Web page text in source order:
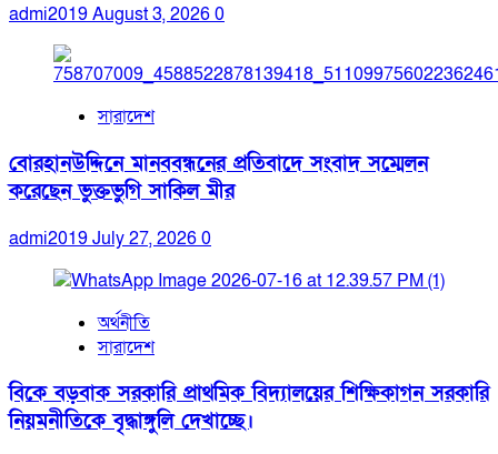
admi2019August 3, 20260
সারাদেশ
বোরহানউদ্দিনে মানববন্ধনের প্রতিবাদে সংবাদ সম্মেলন
করেছেন ভুক্তভুগি সাকিল মীর
admi2019July 27, 20260
অর্থনীতি
সারাদেশ
বিকে বড়বাক সরকারি প্রাথমিক বিদ্যালয়ের শিক্ষিকাগন সরকারি
নিয়মনীতিকে বৃদ্ধাঙ্গুলি দেখাচ্ছে।